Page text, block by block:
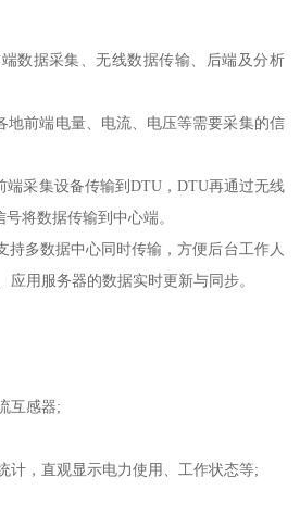
数据采集、无线数据传输、后端及分析
地前端电量、电流、电压等需要采集的信
端采集设备传输到DTU，DTU再通过无线
将数据传输到中心端。
持多数据中心同时传输，方便后台工作人
应用服务器的数据实时更新与同步。
互感器;
计，直观显示电力使用、工作状态等;